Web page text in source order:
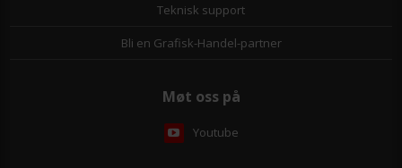
Teknisk support
Bli en Grafisk-Handel-partner
Møt oss på
Youtube